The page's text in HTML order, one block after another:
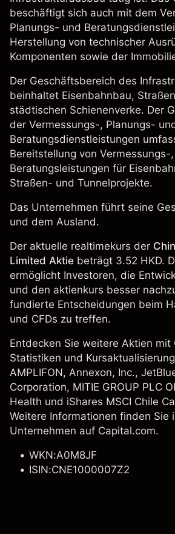
beschäftigt sich auch mit dem
Planungs- und
Herstellung von technischer
Komponenten sowie der
Der Geschäftsbereich des
beinhaltet Eisenbahnbau,
städtischen Schienenverke. Der
der Vermessungs-, Planungs-
Beratungsdienstleistungen
Bereitstellung von Vermessungs-
Beratungsleistungen für
Straßen- und Tunnelprojekte.
Das Unternehmen führt seine
und dem Ausland.
Der aktuelle realtimekurs der
Limited Aktie beträgt 3.52 HKD.
ermöglicht Investoren, die
und den aktienkurs besser
fundierte Entscheidungen beim
und CFDs zu treffen.
Entdecken Sie weitere Aktien
Statistiken und
AMPLIFON, Annexon, Inc.,
Corporation, MITIE GROUP PLC
Health und iShares MSCI Chile
Weitere Informationen finden Sie
Unternehmen auf Capital.com.
WKN:A0M8JF
ISIN:CNE1000007Z2